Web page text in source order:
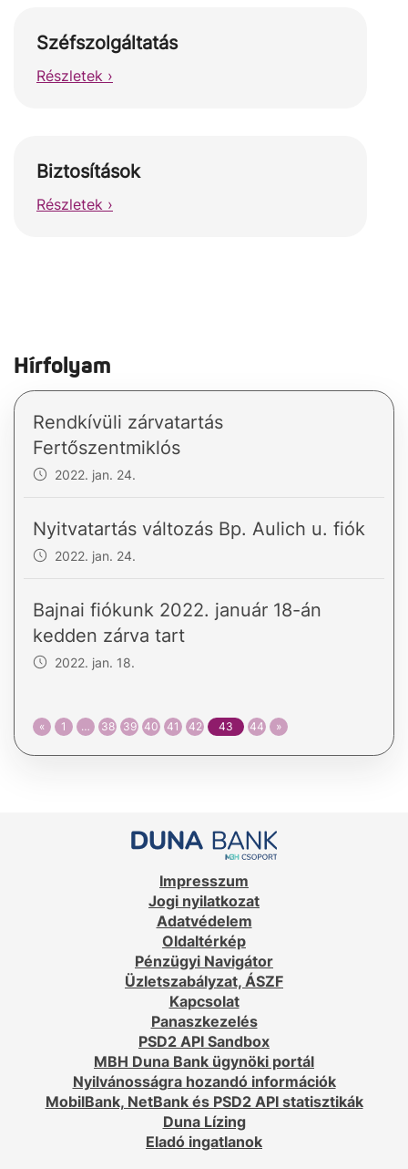
Széfszolgáltatás
Részletek ›
Biztosítások
Részletek ›
Hírfolyam
Rendkívüli zárvatartás
Fertőszentmiklós
2022. jan. 24.
Nyitvatartás változás Bp. Aulich u. fiók
2022. jan. 24.
Bajnai fiókunk 2022. január 18-án
kedden zárva tart
2022. jan. 18.
« 1 … 38 39 40 41 42 43 44 »
Impresszum
Jogi nyilatkozat
Adatvédelem
Oldaltérkép
Pénzügyi Navigátor
Üzletszabályzat, ÁSZF
Kapcsolat
Panaszkezelés
PSD2 API Sandbox
MBH Duna Bank ügynöki portál
Nyilvánosságra hozandó információk
MobilBank, NetBank és PSD2 API statisztikák
Duna Lízing
Eladó ingatlanok